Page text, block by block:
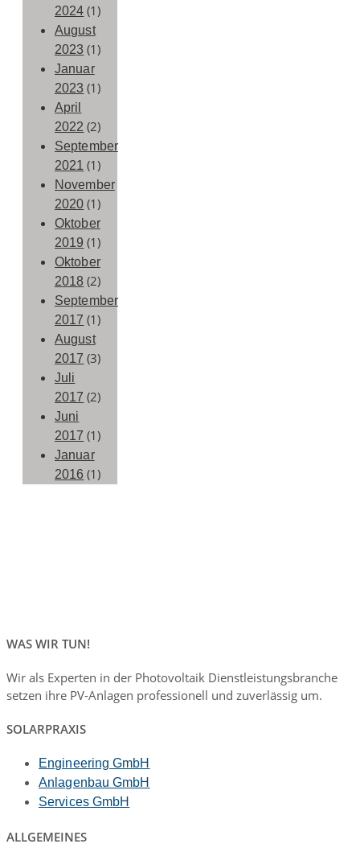
2024 (1)
August
2023 (1)
Januar
2023 (1)
April
2022 (2)
September
2021 (1)
November
2020 (1)
Oktober
2019 (1)
Oktober
2018 (2)
September
2017 (1)
August
2017 (3)
Juli
2017 (2)
Juni
2017 (1)
Januar
2016 (1)
WAS WIR TUN!
Wir als Experten in der Photovoltaik Dienstleistungsbranche
setzen ihre PV-Anlagen professionell und zuverlässig um.
SOLARPRAXIS
Engineering GmbH
Anlagenbau GmbH
Services GmbH
ALLGEMEINES